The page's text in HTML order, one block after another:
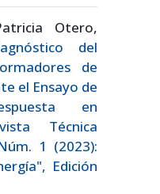
Otero,
del
de
el Ensayo de
en
Técnica
1 (2023):
Edición